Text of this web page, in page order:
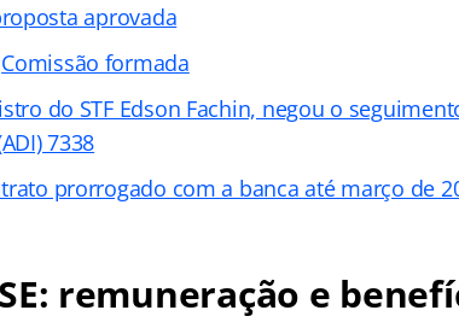
aprovada
Comissão formada
do STF Edson Fachin, negou o
7338
prorrogado com a banca até março de
remuneração e